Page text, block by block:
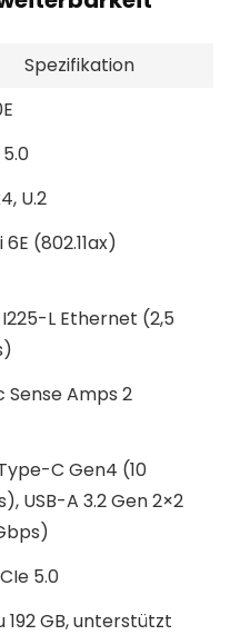
Spezifikation
U.2
(802.11ax)
L Ethernet (2,5
Sense Amps 2
C Gen4 (10
USB-A 3.2 Gen 2×2
5.0
192 GB, unterstützt